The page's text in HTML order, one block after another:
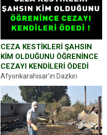
CEZA KESTİKLERİ ŞAHSIN
KİM OLDUĞUNU ÖĞRENİNCE
CEZAYI KENDİLERİ ÖDEDİ
Afyonkarahisar’ın Dazkırı
ilçesinde trafik uygulaması
yapan jandarma ekipleri
durdurdukları bir otomobilin
sürücüsünden ehliyet ve ruhsat
sorup belgelerini istedi. Sürücü